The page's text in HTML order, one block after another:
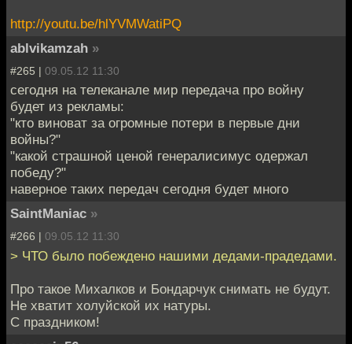
http://youtu.be/hlYVMWatiPQ
ablvikamzah »
#265 | 09.05.12 11:30
сегодня на телеканале мир передача про войну
будет из рекламы:
"кто виноват за огромные потери в первые дни
войны?"
"какой страшной ценой генералисимус одержал
победу?"
наверное таких передач сегодня будет много
SaintManiac »
#266 | 09.05.12 11:30
> ЧТО было побеждено нашими дедами-прадедами.
Про такое Михалков и Бондарчук снимать не будут.
Не хватит холуйской их натуры.
С праздником!